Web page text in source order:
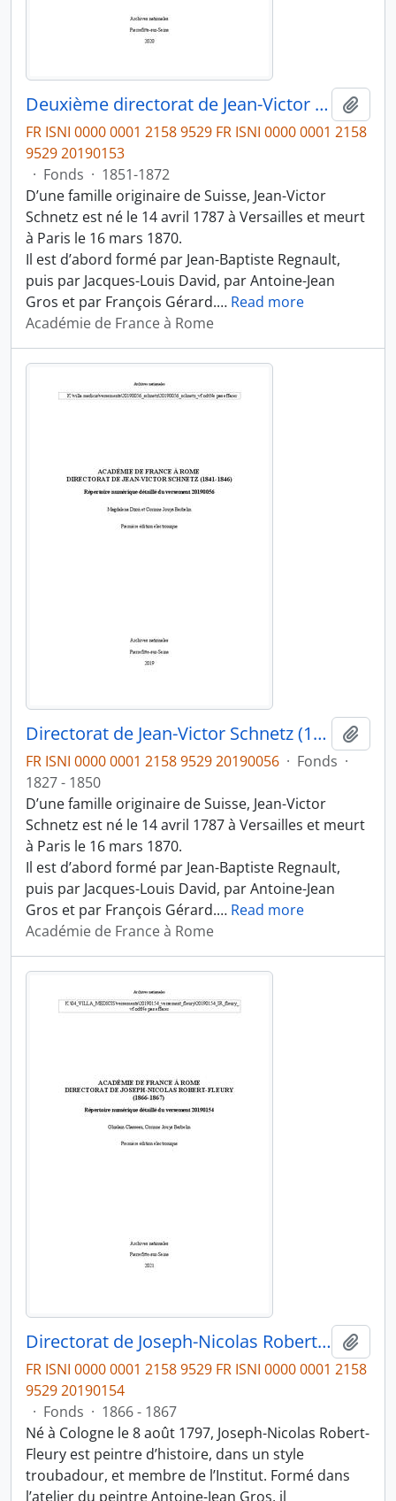
Deuxième directorat de Jean-Victor Schnetz (1853-1866)
FR ISNI 0000 0001 2158 9529 FR ISNI 0000 0001 2158
9529 20190153
· Fonds · 1851-1872
D’une famille originaire de Suisse, Jean-Victor
Schnetz est né le 14 avril 1787 à Versailles et meurt
à Paris le 16 mars 1870.
Il est d’abord formé par Jean-Baptiste Regnault,
puis par Jacques-Louis David, par Antoine-Jean
Gros et par François Gérard.… Read more
Académie de France à Rome
Directorat de Jean-Victor Schnetz (1841-1846)
FR ISNI 0000 0001 2158 9529 20190056 · Fonds ·
1827 - 1850
D’une famille originaire de Suisse, Jean-Victor
Schnetz est né le 14 avril 1787 à Versailles et meurt
à Paris le 16 mars 1870.
Il est d’abord formé par Jean-Baptiste Regnault,
puis par Jacques-Louis David, par Antoine-Jean
Gros et par François Gérard.… Read more
Académie de France à Rome
Directorat de Joseph-Nicolas Robert-Fleury (1866-1867)
FR ISNI 0000 0001 2158 9529 FR ISNI 0000 0001 2158
9529 20190154
· Fonds · 1866 - 1867
Né à Cologne le 8 août 1797, Joseph-Nicolas Robert-
Fleury est peintre d’histoire, dans un style
troubadour, et membre de l’Institut. Formé dans
l’atelier du peintre Antoine-Jean Gros, il